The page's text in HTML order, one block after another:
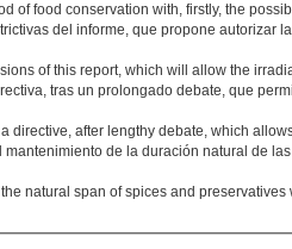
of food conservation with, firstly, the
del informe, que propone
of this report, which will allow the
tras un prolongado debate, que
directive, after lengthy debate, which
de la duración natural de
natural span of spices and